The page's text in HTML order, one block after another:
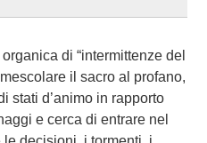
di “intermittenze del
il sacro al profano,
stati d’animo in rapporto
e cerca di entrare nel